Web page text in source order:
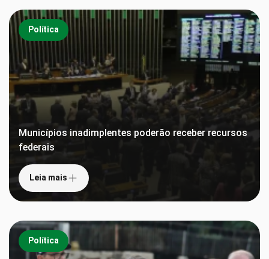
Política
Municípios inadimplentes poderão receber recursos
federais
Leia mais
Política